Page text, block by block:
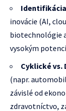
inovácie (AI,
biotechnológie
vysokým
Cyklické vs.
(napr.
závislé od
zdravotníctvo,